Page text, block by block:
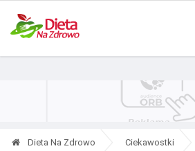
Dieta Na Zdrowo Ciekawostki